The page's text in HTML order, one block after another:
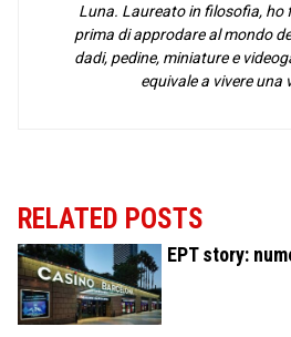
Luna. Laureato in filosofia, ho
prima di approdare al mondo
dadi, pedine, miniature e
equivale a vivere una
RELATED POSTS
EPT story: